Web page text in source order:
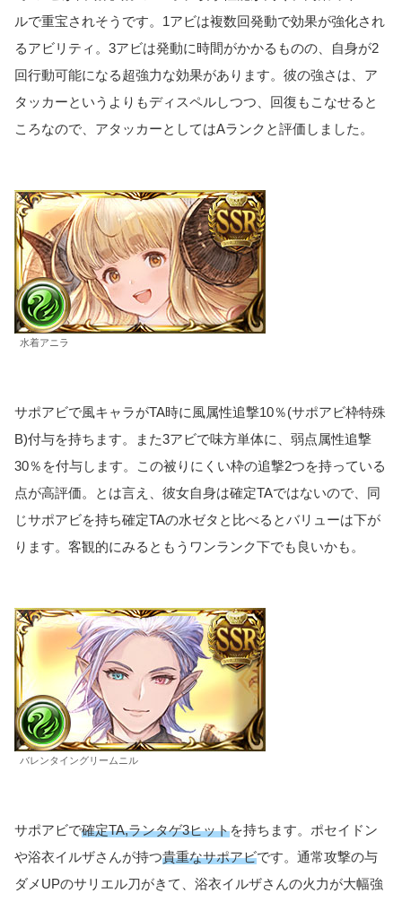
ルで重宝されそうです。1アビは複数回発動で効果が強化され
るアビリティ。3アビは発動に時間がかかるものの、自身が2
回行動可能になる超強力な効果があります。彼の強さは、ア
タッカーというよりもディスペルしつつ、回復もこなせると
ころなので、アタッカーとしてはAランクと評価しました。
水着アニラ
サポアビで風キャラがTA時に風属性追撃10％(サポアビ枠特殊
B)付与を持ちます。また3アビで味方単体に、弱点属性追撃
30％を付与します。この被りにくい枠の追撃2つを持っている
点が高評価。とは言え、彼女自身は確定TAではないので、同
じサポアビを持ち確定TAの水ゼタと比べるとバリューは下が
ります。客観的にみるともうワンランク下でも良いかも。
バレンタイングリームニル
サポアビで確定TA,ランタゲ3ヒットを持ちます。ポセイドン
や浴衣イルザさんが持つ貴重なサポアビです。通常攻撃の与
ダメUPのサリエル刀がきて、浴衣イルザさんの火力が大幅強